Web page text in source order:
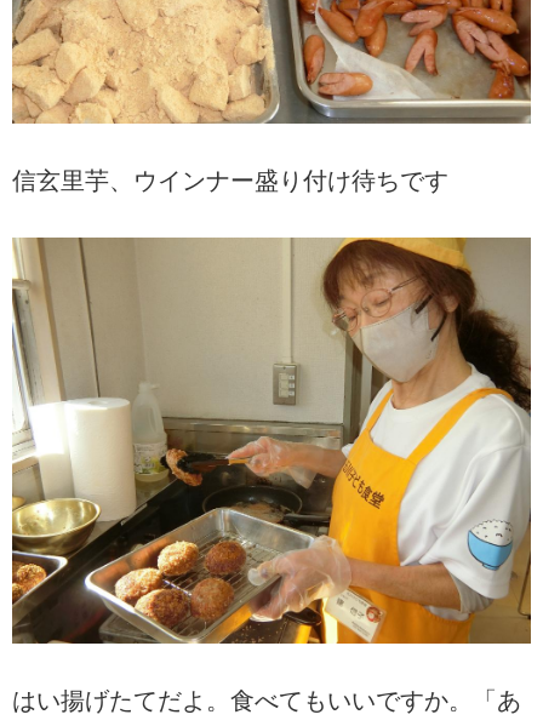
信玄里芋、ウインナー盛り付け待ちです
はい揚げたてだよ。食べてもいいですか。「あ